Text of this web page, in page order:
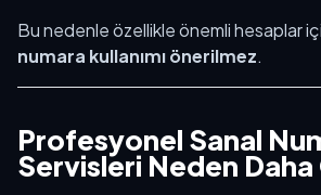
Bu nedenle özellikle önemli hesaplar
numara kullanımı önerilmez.
Profesyonel Sanal
Servisleri Neden